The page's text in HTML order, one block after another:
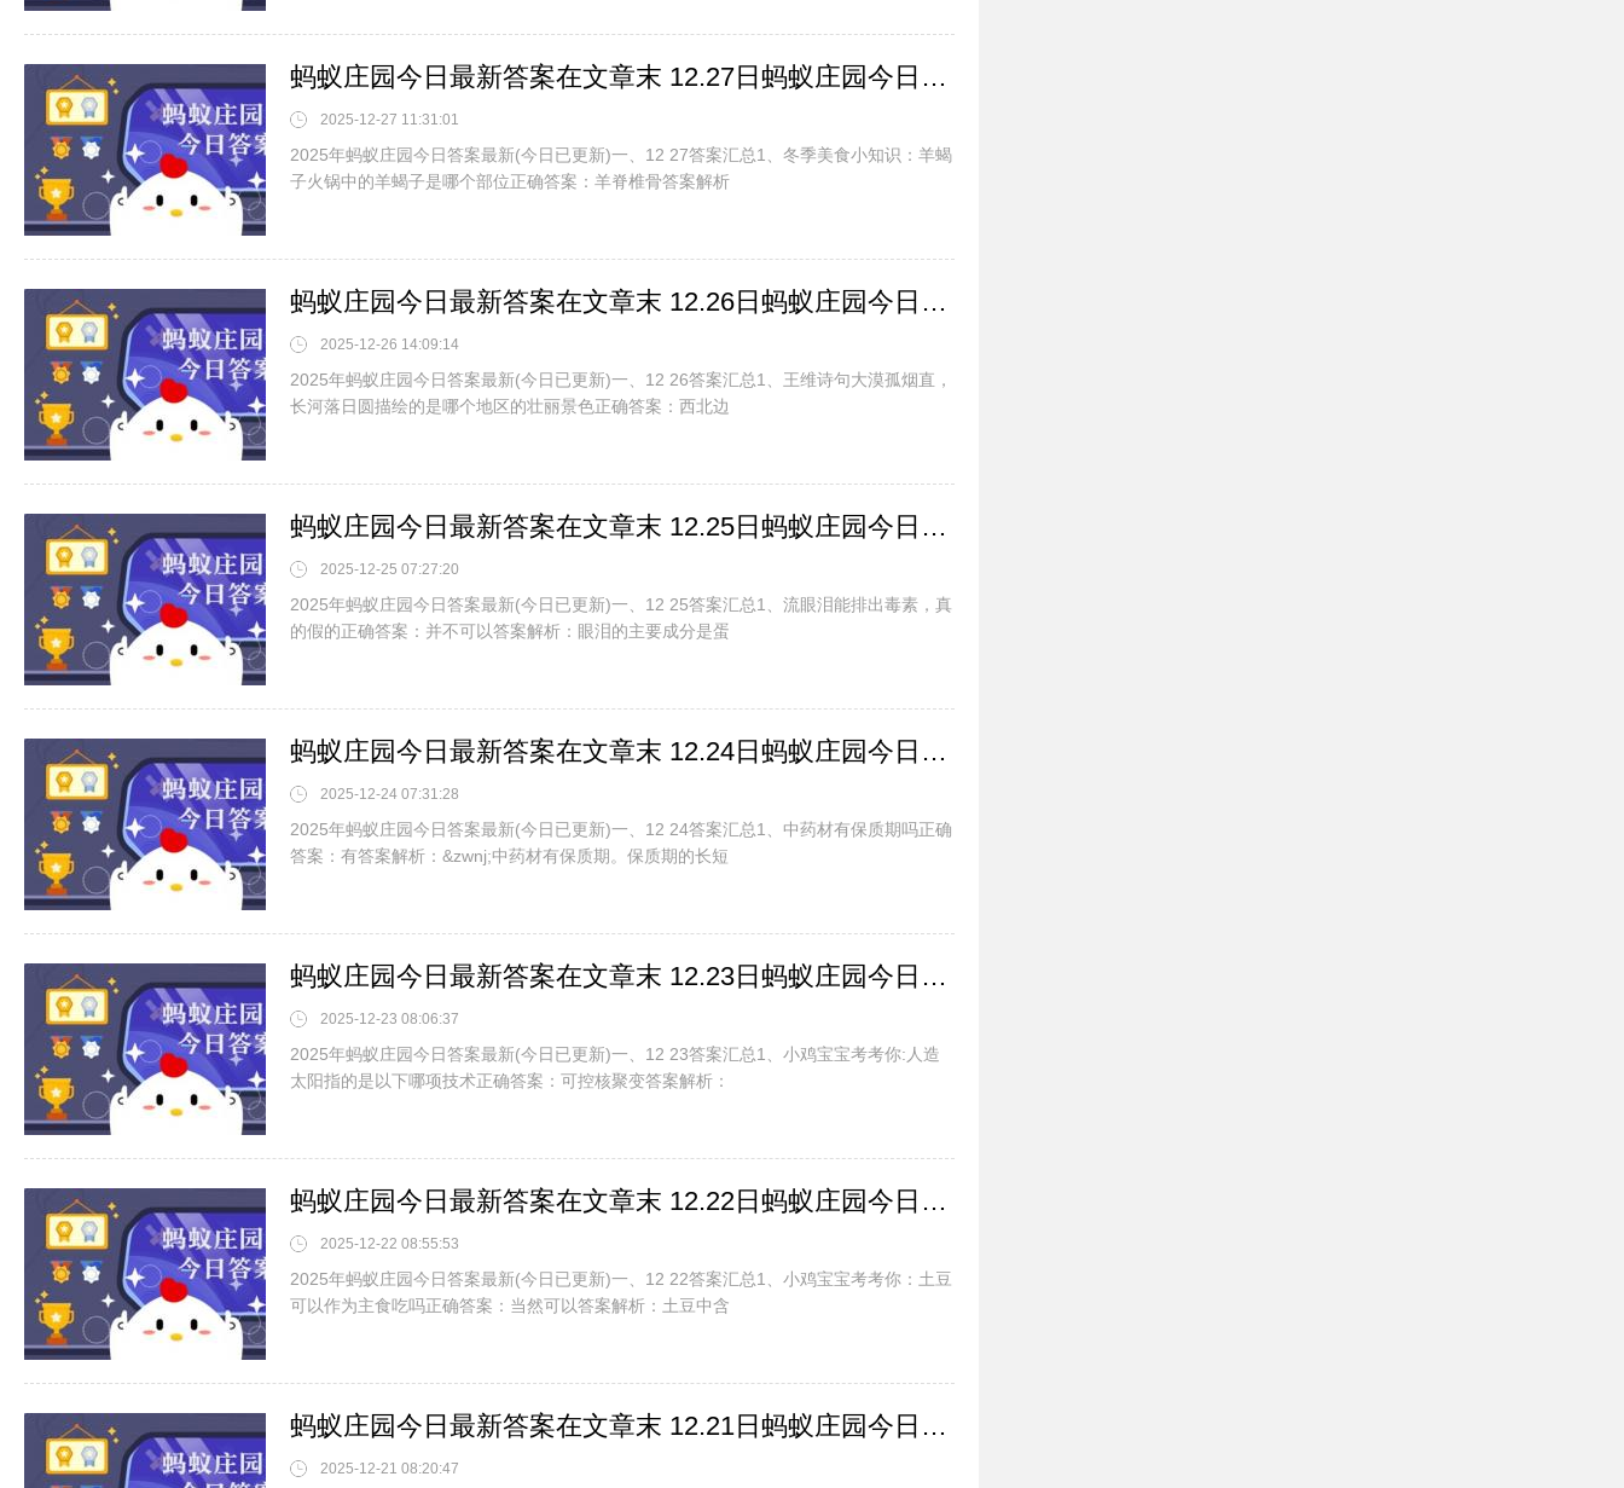
蚂蚁庄园今日最新答案在文章末 12.27日蚂蚁庄园今日正确答案汇总
2025-12-27 11:31:01
2025年蚂蚁庄园今日答案最新(今日已更新)一、12 27答案汇总1、冬季美食小知识：羊蝎
子火锅中的羊蝎子是哪个部位正确答案：羊脊椎骨答案解析
蚂蚁庄园今日最新答案在文章末 12.26日蚂蚁庄园今日正确答案汇总
2025-12-26 14:09:14
2025年蚂蚁庄园今日答案最新(今日已更新)一、12 26答案汇总1、王维诗句大漠孤烟直，
长河落日圆描绘的是哪个地区的壮丽景色正确答案：西北边
蚂蚁庄园今日最新答案在文章末 12.25日蚂蚁庄园今日正确答案汇总
2025-12-25 07:27:20
2025年蚂蚁庄园今日答案最新(今日已更新)一、12 25答案汇总1、流眼泪能排出毒素，真
的假的正确答案：并不可以答案解析：眼泪的主要成分是蛋
蚂蚁庄园今日最新答案在文章末 12.24日蚂蚁庄园今日正确答案汇总
2025-12-24 07:31:28
2025年蚂蚁庄园今日答案最新(今日已更新)一、12 24答案汇总1、中药材有保质期吗正确
答案：有答案解析：&zwnj;中药材有保质期。保质期的长短
蚂蚁庄园今日最新答案在文章末 12.23日蚂蚁庄园今日正确答案汇总
2025-12-23 08:06:37
2025年蚂蚁庄园今日答案最新(今日已更新)一、12 23答案汇总1、小鸡宝宝考考你:人造
太阳指的是以下哪项技术正确答案：可控核聚变答案解析：
蚂蚁庄园今日最新答案在文章末 12.22日蚂蚁庄园今日正确答案汇总
2025-12-22 08:55:53
2025年蚂蚁庄园今日答案最新(今日已更新)一、12 22答案汇总1、小鸡宝宝考考你：土豆
可以作为主食吃吗正确答案：当然可以答案解析：土豆中含
蚂蚁庄园今日最新答案在文章末 12.21日蚂蚁庄园今日正确答案汇总
2025-12-21 08:20:47